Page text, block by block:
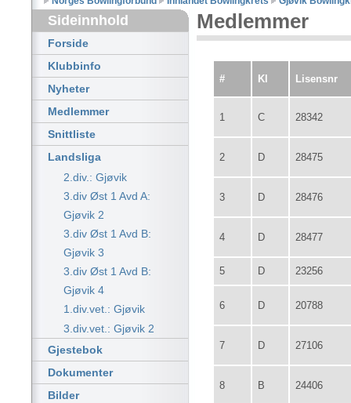
Sideinnhold
Forside
Klubbinfo
Nyheter
Medlemmer
Snittliste
Landsliga
2.div.: Gjøvik
3.div Øst 1 Avd A:
Gjøvik 2
3.div Øst 1 Avd B:
Gjøvik 3
3.div Øst 1 Avd B:
Gjøvik 4
1.div.vet.: Gjøvik
3.div.vet.: Gjøvik 2
Gjestebok
Dokumenter
Bilder
Medlemmer
# Kl Lisensnr
1 C 28342
2 D 28475
3 D 28476
4 D 28477
5 D 23256
6 D 20788
7 D 27106
8 B 24406